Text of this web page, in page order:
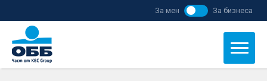
За мен За бизнеса